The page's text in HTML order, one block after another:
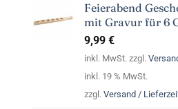
Feierabend
mit Gravur für 6
9,99 €
inkl. MwSt. zzgl.
inkl. 19 % MwSt.
zzgl. Versand /